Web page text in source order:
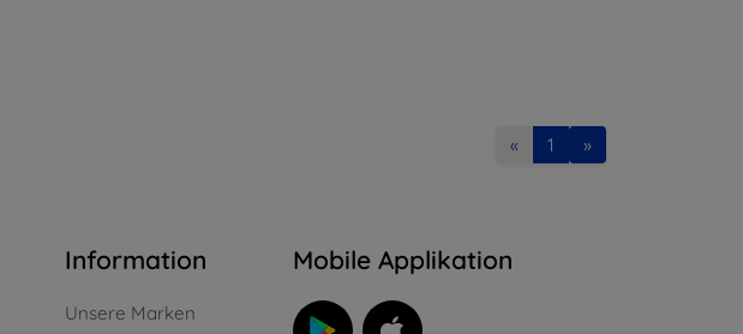
« 1 »
Information
Unsere Marken
Mobile Applikation